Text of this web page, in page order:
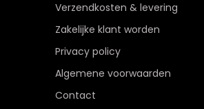
Verzendkosten & levering
Zakelijke klant worden
Privacy policy
Algemene voorwaarden
Contact